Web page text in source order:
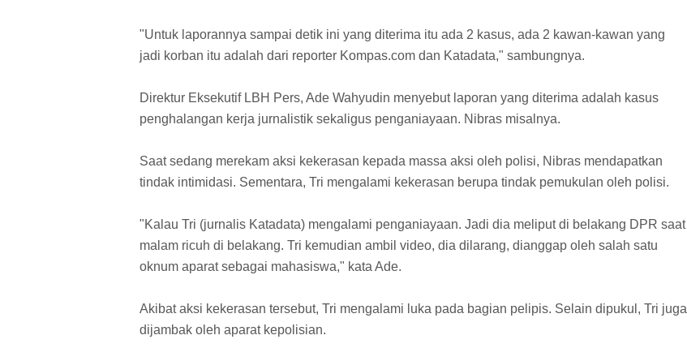
"Untuk laporannya sampai detik ini yang diterima itu ada 2 kasus, ada 2 kawan-kawan yang
jadi korban itu adalah dari reporter Kompas.com dan Katadata," sambungnya.
Direktur Eksekutif LBH Pers, Ade Wahyudin menyebut laporan yang diterima adalah kasus
penghalangan kerja jurnalistik sekaligus penganiayaan. Nibras misalnya.
Saat sedang merekam aksi kekerasan kepada massa aksi oleh polisi, Nibras mendapatkan
tindak intimidasi. Sementara, Tri mengalami kekerasan berupa tindak pemukulan oleh polisi.
"Kalau Tri (jurnalis Katadata) mengalami penganiayaan. Jadi dia meliput di belakang DPR saat
malam ricuh di belakang. Tri kemudian ambil video, dia dilarang, dianggap oleh salah satu
oknum aparat sebagai mahasiswa," kata Ade.
Akibat aksi kekerasan tersebut, Tri mengalami luka pada bagian pelipis. Selain dipukul, Tri juga
dijambak oleh aparat kepolisian.